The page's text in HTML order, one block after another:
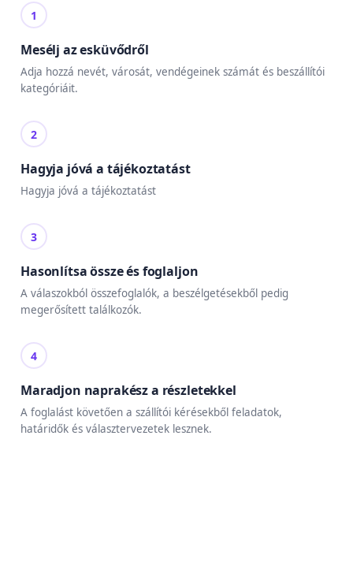
1
Mesélj az esküvődről
Adja hozzá nevét, városát, vendégeinek számát és beszállítói
kategóriáit.
2
Hagyja jóvá a tájékoztatást
Hagyja jóvá a tájékoztatást
3
Hasonlítsa össze és foglaljon
A válaszokból összefoglalók, a beszélgetésekből pedig
megerősített találkozók.
4
Maradjon naprakész a részletekkel
A foglalást követően a szállítói kérésekből feladatok,
határidők és választervezetek lesznek.